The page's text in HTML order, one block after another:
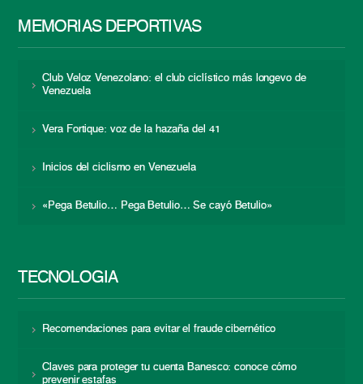
MEMORIAS DEPORTIVAS
Club Veloz Venezolano: el club ciclístico más longevo de
Venezuela
Vera Fortique: voz de la hazaña del 41
Inicios del ciclismo en Venezuela
«Pega Betulio… Pega Betulio… Se cayó Betulio»
TECNOLOGÍA
Recomendaciones para evitar el fraude cibernético
Claves para proteger tu cuenta Banesco: conoce cómo
prevenir estafas